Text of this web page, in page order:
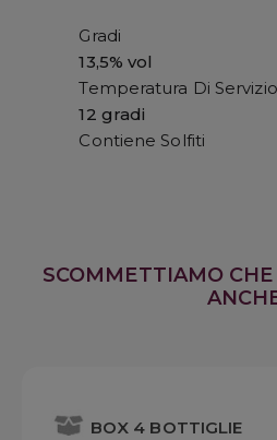
Gradi
13,5% vol
Temperatura Di Servizio
12 gradi
Contiene Solfiti
SCOMMETTIAMO
BOX 4 BOTTIGLIE